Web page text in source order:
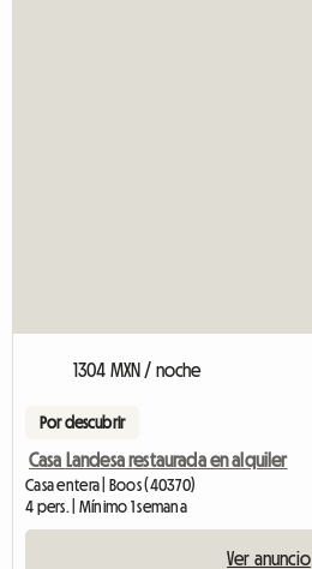
1304 MXN / noche
Por descubrir
Casa Landesa restaurada en alquiler
Casa entera | Boos (40370)
4 pers. | Mínimo 1 semana
Ver anuncio